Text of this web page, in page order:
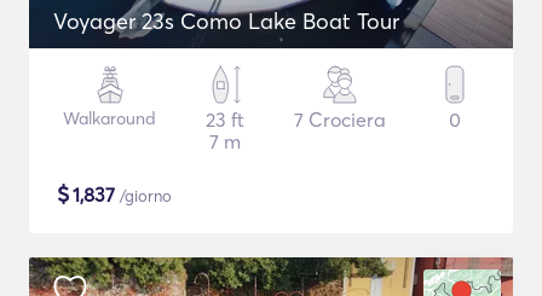
Voyager 23s Como Lake Boat Tour
Walkaround
23 ft
7 m
7 Crociera 0
$1,837 /giorno